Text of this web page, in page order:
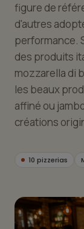
figure de
d'autres
performance.
des produits
mozzarella di
les beaux
affiné ou
créations
10 pizzerias